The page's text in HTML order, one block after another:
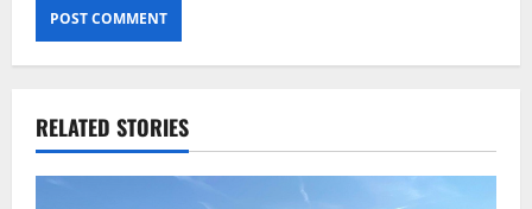
RELATED STORIES